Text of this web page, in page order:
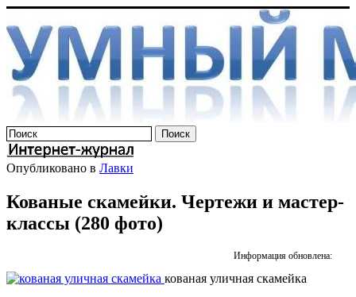
Опубликовано в Лавки
Кованые скамейки. Чертежи и мастер-
классы (280 фото)
Информация обновлена:
кованая уличная скамейка